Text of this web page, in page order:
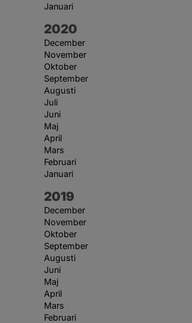
Januari
År:
2020
December
November
Oktober
September
Augusti
Juli
Juni
Maj
April
Mars
Februari
Januari
År:
2019
December
November
Oktober
September
Augusti
Juni
Maj
April
Mars
Februari